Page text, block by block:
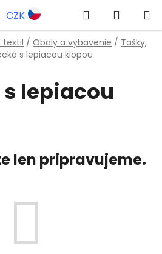
CZK Hľadať
KOŠÍK
textil / Obaly a vybavenie / Tašky,
s lepiacou klopou
s lepiacou
len pripravujeme.